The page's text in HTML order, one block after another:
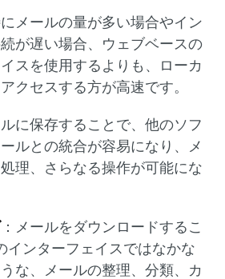
にメールの量が多い場合やイン
が遅い場合、ウェブベースの
スを使用するよりも、ローカ
クセスする方が高速です。
ルに保存することで、他のソフ
ルとの統合が容易になり、メ
理、さらなる操作が可能にな
：メールをダウンロードするこ
インターフェイスではなかな
な、メールの整理、分類、カ